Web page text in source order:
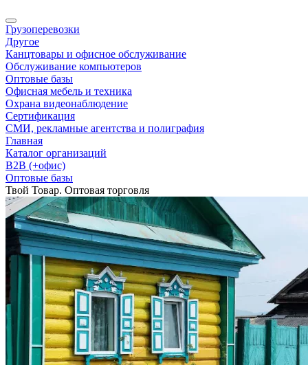
Грузоперевозки
Другое
Канцтовары и офисное обслуживание
Обслуживание компьютеров
Оптовые базы
Офисная мебель и техника
Охрана видеонаблюдение
Сертификация
СМИ, рекламные агентства и полиграфия
Главная
Каталог организаций
B2B (+офис)
Оптовые базы
Твой Товар. Оптовая торговля